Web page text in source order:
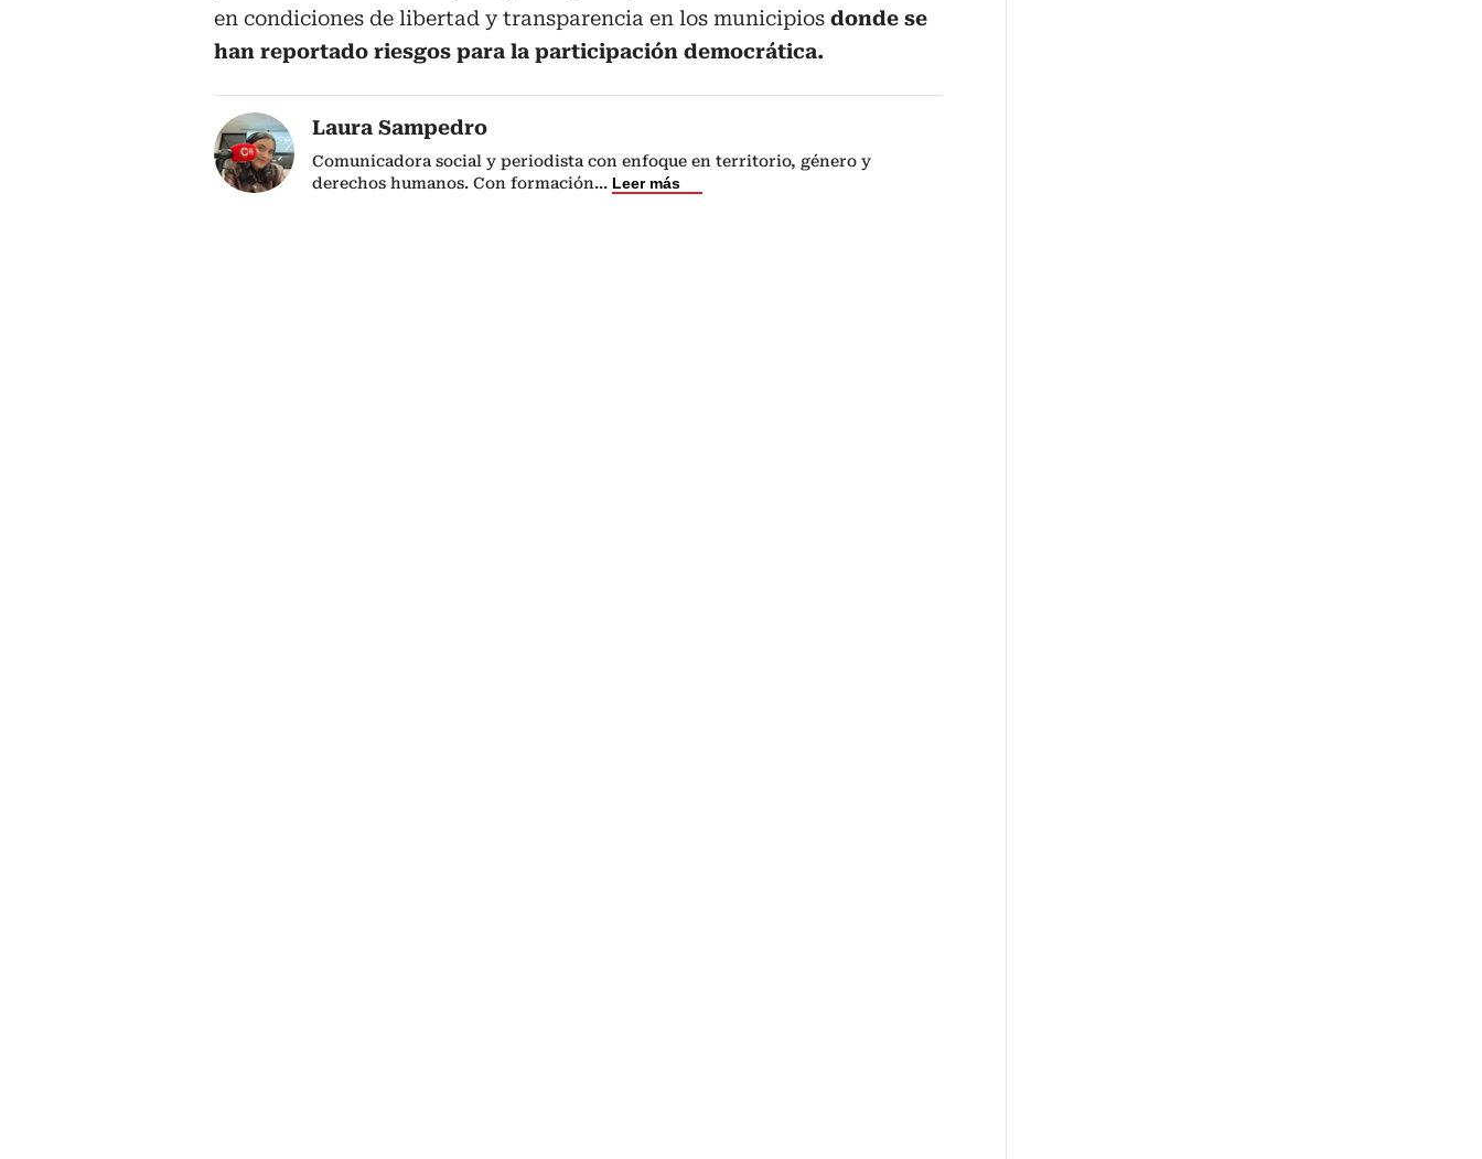
en condiciones de libertad y transparencia en los municipios donde se
han reportado riesgos para la participación democrática.
Laura Sampedro
Comunicadora social y periodista con enfoque en territorio, género y
derechos humanos. Con formación... Leer más